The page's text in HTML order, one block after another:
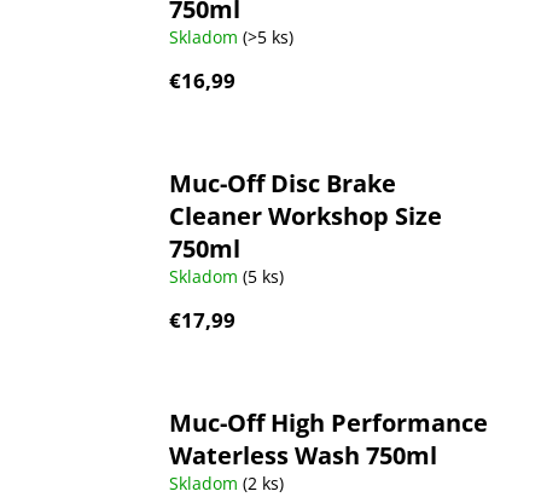
750ml
Skladom (>5 ks)
€16,99
Muc-Off Disc Brake
Cleaner Workshop Size
750ml
Skladom (5 ks)
€17,99
Muc-Off High Performance
Waterless Wash 750ml
Skladom (2 ks)